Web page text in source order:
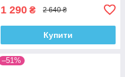
1 290 ₴ 2 640 ₴
Купити
–51%